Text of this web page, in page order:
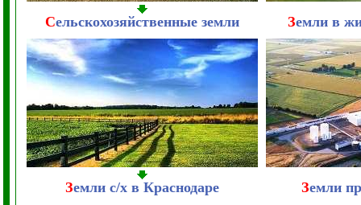
Сельскохозяйственные земли Земли в
Земли с/х в Краснодаре Земли